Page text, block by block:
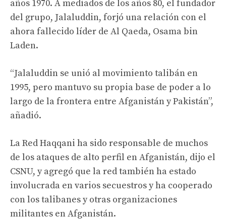
años 1970. A mediados de los años 80, el fundador
del grupo, Jalaluddin, forjó una relación con el
ahora fallecido líder de Al Qaeda, Osama bin
Laden.
“Jalaluddin se unió al movimiento talibán en
1995, pero mantuvo su propia base de poder a lo
largo de la frontera entre Afganistán y Pakistán”,
añadió.
La Red Haqqani ha sido responsable de muchos
de los ataques de alto perfil en Afganistán, dijo el
CSNU, y agregó que la red también ha estado
involucrada en varios secuestros y ha cooperado
con los talibanes y otras organizaciones
militantes en Afganistán.